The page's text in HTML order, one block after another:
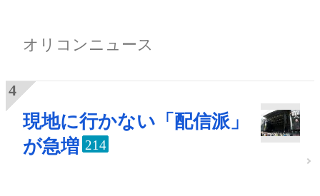
オリコンニュース
現地に行かない「配信派」
が急増 214